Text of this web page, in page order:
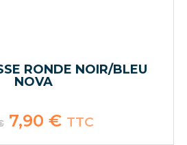
RONDE NOIR/BLEU
NOVA
Le
prix
7,90 €Le
prixTTC